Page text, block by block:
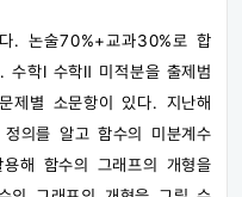
. 논술70%+교과30%로 합
학Ⅰ 수학Ⅱ 미적분을 출제범
제별 소문항이 있다. 지난해
의를 알고 함수의 미분계수
해 함수의 그래프의 개형을